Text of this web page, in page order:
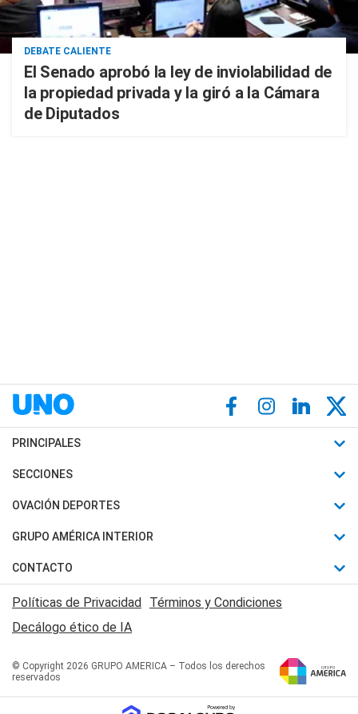
DEBATE CALIENTE
El Senado aprobó la ley de inviolabilidad de
la propiedad privada y la giró a la Cámara
de Diputados
PRINCIPALES
Últimas Noticias
Política
Judiciales
Economia
SECCIONES
Horóscopo
Motores
Trucos caseros
Series y Películas
Edictos y Solicitadas
OVACIÓN DEPORTES
Fútbol
Mundial
Automovilismo
Rugby
Básquet
GRUPO AMÉRICA INTERIOR
Canal 7 en Vivo
San Juan 8
CONTACTO
Acerca de Nosotros
Contactanos
Políticas de Privacidad Términos y Condiciones
Decálogo ético de IA
© Copyright 2026 GRUPO AMERICA – Todos los derechos
reservados